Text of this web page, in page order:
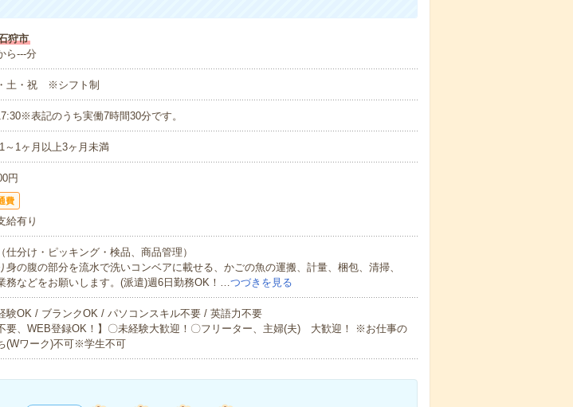
狩市
ら---分
土・祝 ※シフト制
表記のうち実働7時間30分です。
～1ヶ月以上3ヶ月未満
円
費
給有り
仕分け・ピッキング・検品、商品管理）
身の腹の部分を流水で洗いコンベアに載せる、かごの魚の運搬、計量、梱包、清掃、
務などをお願いします。(派遣)週6日勤務OK！…つづきを見る
験OK / ブランクOK / パソコンスキル不要 / 英語力不要
要、WEB登録OK！】〇未経験大歓迎！〇フリーター、主婦(夫) 大歓迎！ ※お仕事の
(Wワーク)不可※学生不可